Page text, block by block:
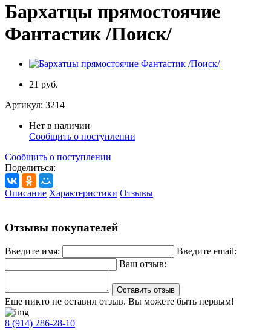
Бархатцы прямостоячие
Фантастик /Поиск/
21 руб.
Артикул: 3214
Нет в наличии
Сообщить о поступлении
Сообщить о поступлении
Поделиться:
Описание Характеристики Отзывы
Отзывы покупателей
Введите имя:
Введите email:
Ваш отзыв:
Оставить отзыв
Еще никто не оставил отзыв. Вы можете быть первым!
8 (914) 286-28-10